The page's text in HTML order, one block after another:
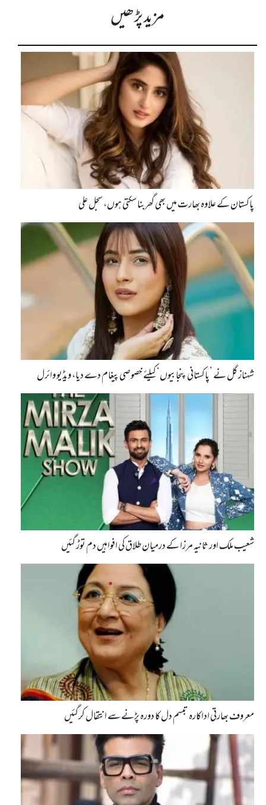
مزید پڑھیں
پاکستان کے علاوہ بھارت میں بھی گھربنا سکتی ہوں، سجل علی
شہناز گل نے ’پاکستانی پنجابیوں‘ کیلئے خصوصی پیغام دے دیا، ویڈیو وائرل
شعیب ملک اور ثانیہ مرزا کے درمیان طلاق کی افواہیں دم توڑ گئیں
معروف بھارتی اداکارہ تبسم دل کا دورہ پڑنے سے انتقال کرگئیں